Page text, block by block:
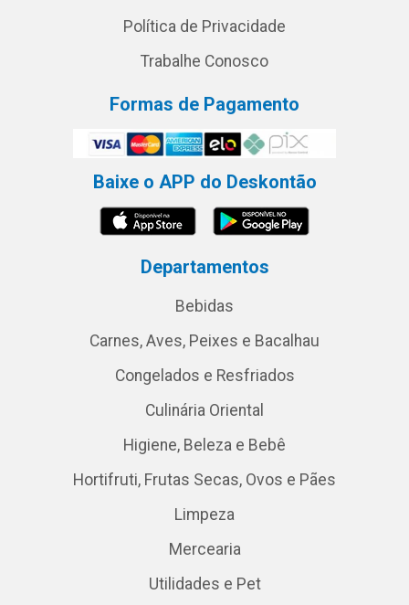
Política de Privacidade
Trabalhe Conosco
Formas de Pagamento
Baixe o APP do Deskontão
Departamentos
Bebidas
Carnes, Aves, Peixes e Bacalhau
Congelados e Resfriados
Culinária Oriental
Higiene, Beleza e Bebê
Hortifruti, Frutas Secas, Ovos e Pães
Limpeza
Mercearia
Utilidades e Pet